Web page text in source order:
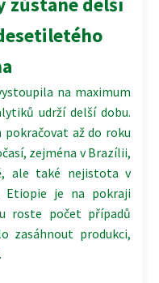
na maximum
udrží delší dobu.
až do roku
zejména v Brazílii,
ale také nejistota v
Etiopie je na pokraji
roste počet případů
zasáhnout produkci,